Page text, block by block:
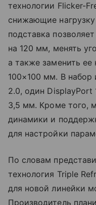
технологии Flicker-
снижающие нагрузку
подставка
на 120 мм, менять
а также заменить ее
100×100 мм. В набор
2.0, один DisplayPort
3,5 мм. Кроме того,
динамики и
для настройки
По словам
технология Triple
для новой линейки
Производитель